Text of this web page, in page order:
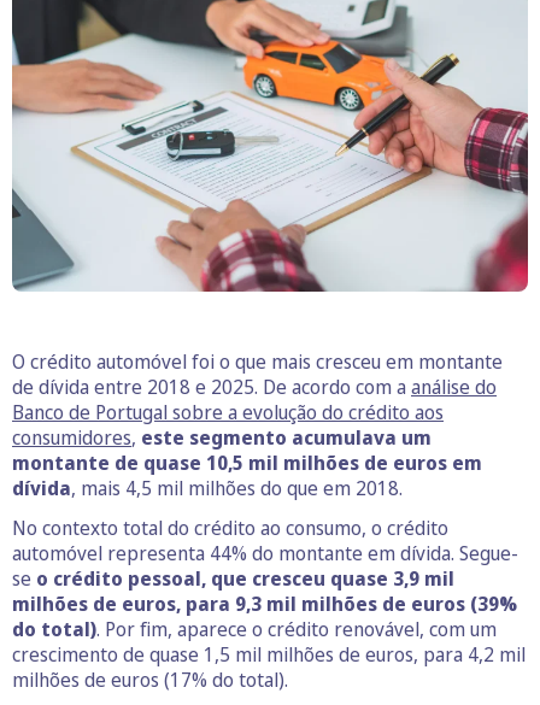
O crédito automóvel foi o que mais cresceu em montante
de dívida entre 2018 e 2025. De acordo com a análise do
Banco de Portugal sobre a evolução do crédito aos
consumidores, este segmento acumulava um
montante de quase 10,5 mil milhões de euros em
dívida, mais 4,5 mil milhões do que em 2018.
No contexto total do crédito ao consumo, o crédito
automóvel representa 44% do montante em dívida. Segue-
se o crédito pessoal, que cresceu quase 3,9 mil
milhões de euros, para 9,3 mil milhões de euros (39%
do total). Por fim, aparece o crédito renovável, com um
crescimento de quase 1,5 mil milhões de euros, para 4,2 mil
milhões de euros (17% do total).